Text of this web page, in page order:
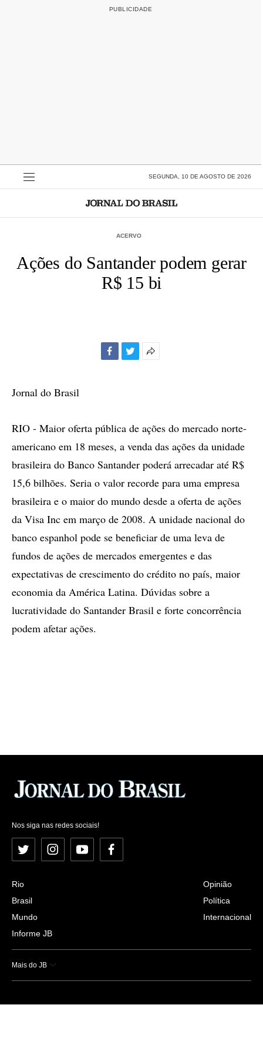
SEGUNDA, 10 DE AGOSTO DE 2026
ACERVO
Ações do Santander podem gerar
R$ 15 bi
Jornal do Brasil
RIO - Maior oferta pública de ações do mercado norte-
americano em 18 meses, a venda das ações da unidade
brasileira do Banco Santander poderá arrecadar até R$
15,6 bilhões. Seria o valor recorde para uma empresa
brasileira e o maior do mundo desde a oferta de ações
da Visa Inc em março de 2008. A unidade nacional do
banco espanhol pode se beneficiar de uma leva de
fundos de ações de mercados emergentes e das
expectativas de crescimento do crédito no país, maior
economia da América Latina. Dúvidas sobre a
lucratividade do Santander Brasil e forte concorrência
podem afetar ações.
Nos siga nas redes sociais!
Twitter InstagramYouTubeFacebook
Rio
Brasil
Mundo
Informe JB
Opinião
Política
Internacional
Mais do JB
Esportes